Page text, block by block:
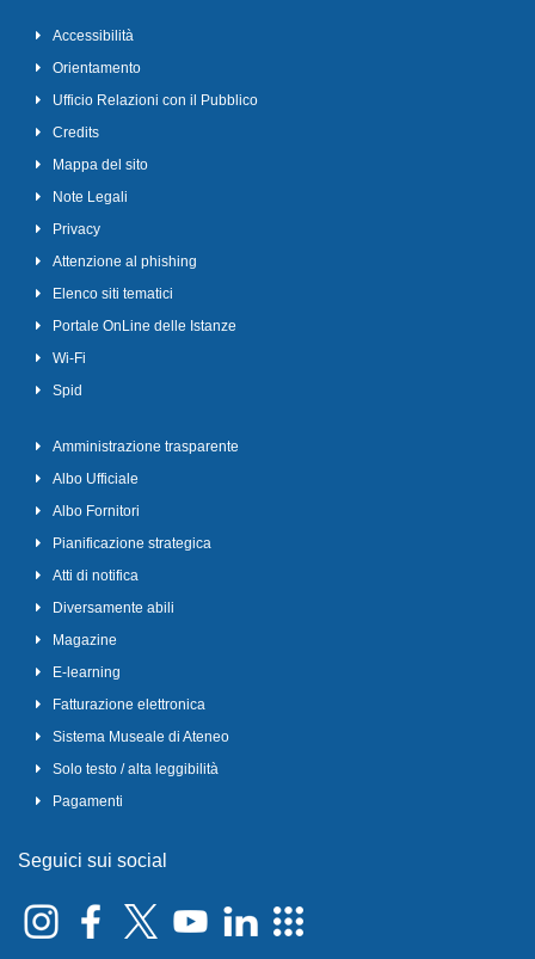
Accessibilità
Orientamento
Ufficio Relazioni con il Pubblico
Credits
Mappa del sito
Note Legali
Privacy
Attenzione al phishing
Elenco siti tematici
Portale OnLine delle Istanze
Wi-Fi
Spid
Amministrazione trasparente
Albo Ufficiale
Albo Fornitori
Pianificazione strategica
Atti di notifica
Diversamente abili
Magazine
E-learning
Fatturazione elettronica
Sistema Museale di Ateneo
Solo testo / alta leggibilità
Pagamenti
Seguici sui social